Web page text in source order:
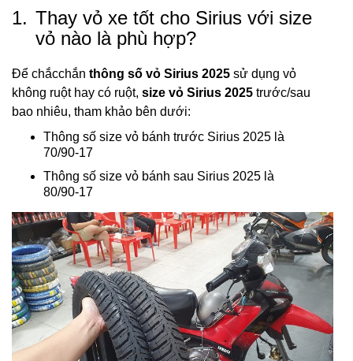
1. Thay vỏ xe tốt cho Sirius với size
vỏ nào là phù hợp?
Để chắcchắn thông số vỏ Sirius 2025 sử dụng vỏ
không ruột hay có ruột, size vỏ Sirius 2025 trước/sau
bao nhiêu, tham khảo bên dưới:
Thông số size vỏ bánh trước Sirius 2025 là
70/90-17
Thông số size vỏ bánh sau Sirius 2025 là
80/90-17